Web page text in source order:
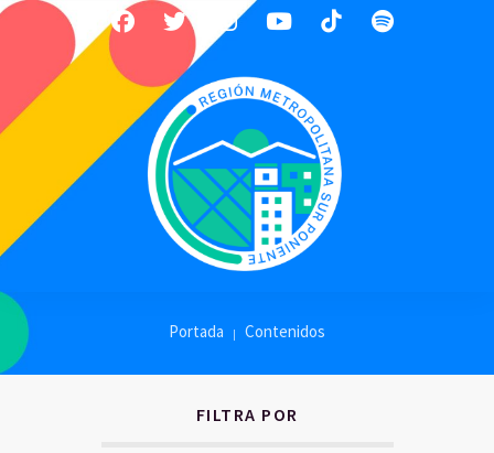
Portada Contenidos
FILTRA POR